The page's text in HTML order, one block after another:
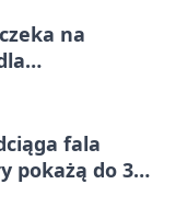
na
fala
pokażą do 36